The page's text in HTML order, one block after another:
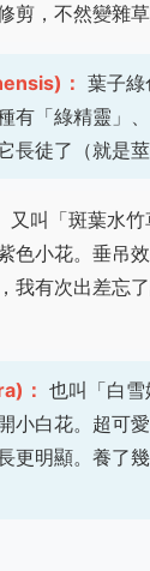
剪，不然變雜草
： 葉子
有「綠精靈」
徒了（就是
又叫「斑葉水
色小花。垂吊
我有次出差忘
： 也叫「白
小白花。超可
更明顯。養了